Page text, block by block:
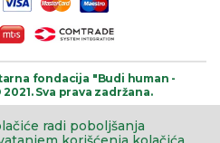
fondacija "Budi human -
Sva prava zadržana.
radi poboljšanja